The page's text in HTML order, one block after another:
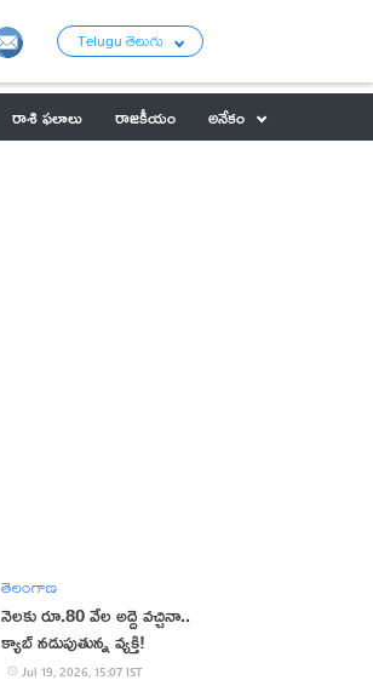
Telugu తెలుగు
రాశి ఫలాలు రాజకీయం
అనేకం
తెలంగాణ
నెలకు రూ.80 వేల అద్దె వచ్చినా..
క్యాబ్ నడుపుతున్న వ్యక్తి!
Jul 19, 2026, 15:07 IST